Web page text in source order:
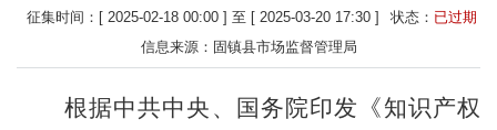
征集时间：[ 2025-02-18 00:00 ] 至 [ 2025-03-20 17:30 ] 状态： 已过期
信息来源：固镇县市场监督管理局
根据中共中央、国务院印发《知识产权